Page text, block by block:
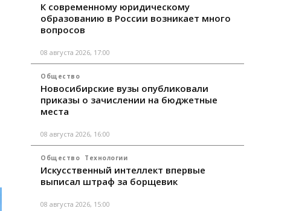
К современному юридическому
образованию в России возникает много
вопросов
08 августа 2026, 17:00
Общество
Новосибирские вузы опубликовали
приказы о зачислении на бюджетные
места
08 августа 2026, 16:00
Общество Технологии
Искусственный интеллект впервые
выписал штраф за борщевик
08 августа 2026, 15:00